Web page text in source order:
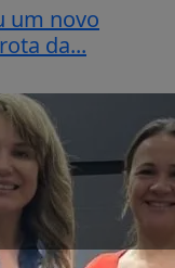
um novo
da...